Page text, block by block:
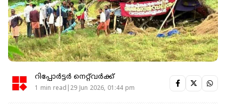
റിപ്പോർട്ടർ നെറ്റ്‌വര്‍ക്ക്‌
1 min read|29 Jun 2026, 01:44 pm